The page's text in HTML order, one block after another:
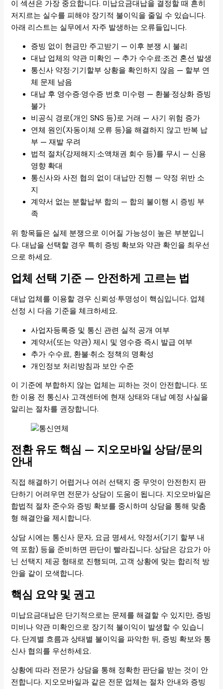
이 섹션은 가장 중요합니다. 미납요금대납을 결정할 때 흔히
저지르는 실수를 피해야 장기적 불이익을 줄일 수 있습니다.
아래 리스트는 실무에서 자주 발생하는 오류들입니다.
증빙 없이 현금만 주고받기 — 이후 분쟁 시 불리
대납 업체의 약관 미확인 — 추가 수수료·조건 혼선 발생
통신사 약정·기기할부 상황을 확인하지 않음 — 할부 연
체 문제 남음
대납 후 영수증·영수증 번호 미수령 — 환불·정상화 증빙
불가
비공식 경로(개인 SNS 등)로 거래 — 사기 위험 증가
연체 원인(자동이체 오류 등)을 해결하지 않고 반복 납
부 — 재발 우려
법적 절차(강제해지·소액채권 회수 등)를 무시 — 신용
영향 확대
통신사와 사전 협의 없이 대납만 진행 — 약정 위반 소
지
계약서 없는 분할납부 합의 — 합의 불이행 시 증빙 부
족
위 항목들은 실제 분쟁으로 이어질 가능성이 높은 부분입니
다. 대납을 선택할 경우 특히 증빙 확보와 약관 확인을 최우선
으로 하세요.
업체 선택 기준 — 안전하게 고르는 법
대납 업체를 이용할 경우 신뢰성·투명성이 핵심입니다. 업체
선정 시 다음 기준을 체크하세요.
사업자등록증 및 통신 관련 실적 공개 여부
계약서(또는 약관) 제시 및 영수증 즉시 발급 여부
추가 수수료, 환불·취소 정책의 명확성
개인정보 처리방침과 보안 수준
이 기준에 부합하지 않는 업체는 피하는 것이 안전합니다. 또
한 이용 전 통신사 고객센터에 현재 상태와 대납 예정 사실을
알리는 절차를 권장합니다.
전환 유도 핵심 — 지오모바일 상담/문의
안내
직접 해결하기 어렵거나 여러 선택지 중 무엇이 안전한지 판
단하기 어려우면 전문가 상담이 도움이 됩니다. 지오모바일은
합법적 절차 준수와 증빙 확보를 중시하며 상담을 통해 맞춤
형 해결안을 제시합니다.
상담 시에는 통신사 문자, 요금 명세서, 약정서(기기 할부 내
역 포함) 등을 준비하면 판단이 빨라집니다. 상담은 강요가 아
닌 선택지 제공 형태로 진행되며, 고객 상황에 맞는 합리적 방
안을 같이 모색합니다.
핵심 요약 및 권고
미납요금대납은 단기적으로는 문제를 해결할 수 있지만, 증빙
미비나 약관 미확인으로 장기적 불이익이 발생할 수 있습니
다. 단계별 흐름과 상태별 불이익을 파악한 뒤, 증빙 확보와 통
신사 협의를 우선하세요.
상황에 따라 전문가 상담을 통해 정확한 판단을 받는 것이 안
전합니다. 지오모바일과 같은 전문 업체는 절차 안내와 증빙